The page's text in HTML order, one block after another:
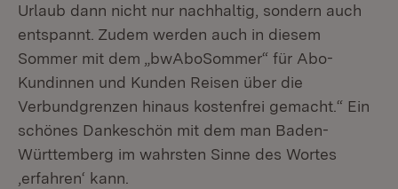
Urlaub dann nicht nur nachhaltig, sondern auch
entspannt. Zudem werden auch in diesem
Sommer mit dem „bwAboSommer“ für Abo-
Kundinnen und Kunden Reisen über die
Verbundgrenzen hinaus kostenfrei gemacht.“ Ein
schönes Dankeschön mit dem man Baden-
Württemberg im wahrsten Sinne des Wortes
‚erfahren‘ kann.